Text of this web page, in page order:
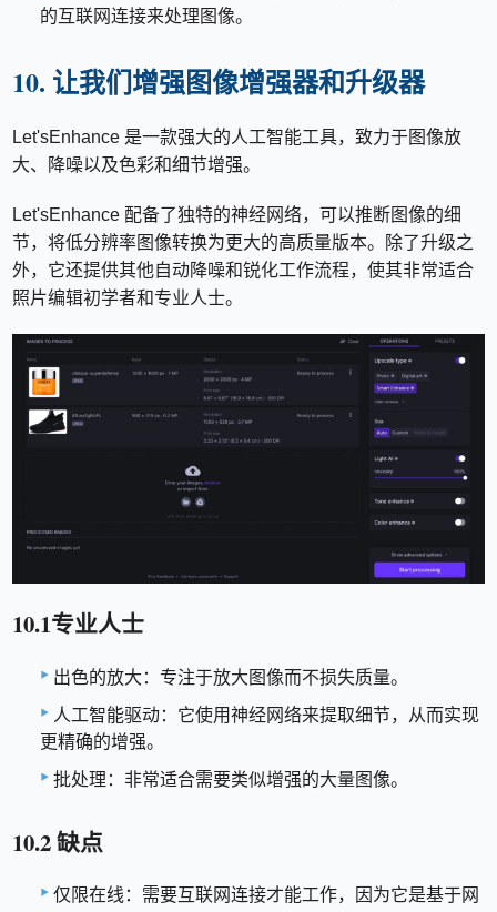
的互联网连接来处理图像。
10. 让我们增强图像增强器和升级器
Let'sEnhance 是一款强大的人工智能工具，致力于图像放
大、降噪以及色彩和细节增强。
Let'sEnhance 配备了独特的神经网络，可以推断图像的细
节，将低分辨率图像转换为更大的高质量版本。除了升级之
外，它还提供其他自动降噪和锐化工作流程，使其非常适合
照片编辑初学者和专业人士。
10.1专业人士
出色的放大：专注于放大图像而不损失质量。
人工智能驱动：它使用神经网络来提取细节，从而实现
更精确的增强。
批处理：非常适合需要类似增强的大量图像。
10.2 缺点
仅限在线：需要互联网连接才能工作，因为它是基于网